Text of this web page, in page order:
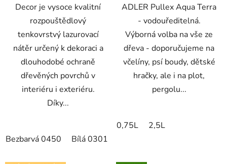
Decor je vysoce kvalitní
rozpouštědlový
tenkovrstvý lazurovací
nátěr určený k dekoraci a
dlouhodobé ochraně
dřevěných povrchů v
interiéru i exteriéru.
Díky...
Bezbarvá 0450 Bílá 0301
ADLER Pullex Aqua Terra
- vodouředitelná.
Výborná volba na vše ze
dřeva - doporučujeme na
včelíny, psí boudy, dětské
hračky, ale i na plot,
pergolu...
0,75L 2,5L